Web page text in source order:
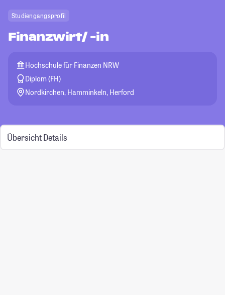
Studiengangsprofil
Finanzwirt/ -in
Hochschule für Finanzen NRW
Diplom (FH)
Nordkirchen, Hamminkeln, Herford
Übersicht Details